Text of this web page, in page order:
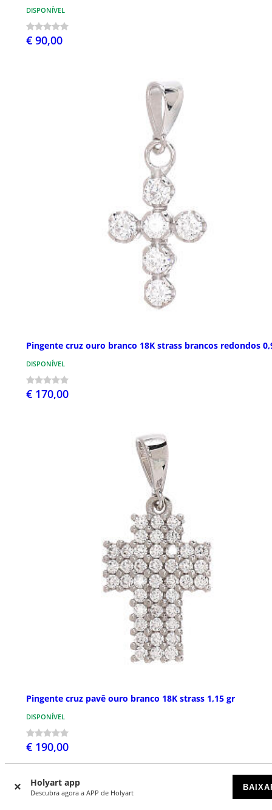
Holyart app
Descubra agora a APP de Holyart
DISPONÍVEL
€ 90,00
Pingente cruz ouro branco 18K strass brancos redondos
DISPONÍVEL
€ 170,00
Pingente cruz pavê ouro branco 18K strass 1,15 gr
DISPONÍVEL
€ 190,00